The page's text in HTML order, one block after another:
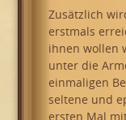
Zusätzlich
erstmals
ihnen wollen
unter die
einmaligen
seltene und
ersten Mal